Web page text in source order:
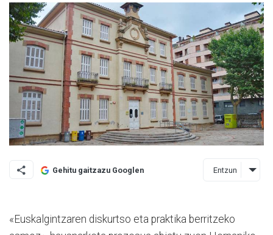
Gehitu gaitzazu Googlen Entzun
«Euskalgintzaren diskurtso eta praktika berritzeko